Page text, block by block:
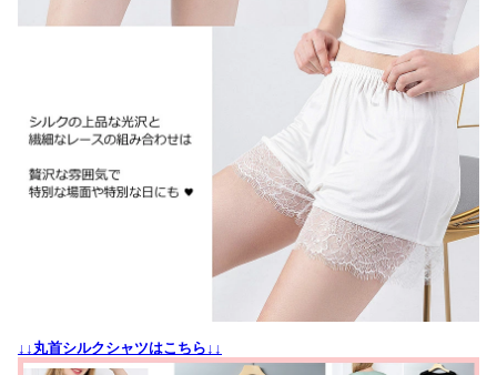
↓↓丸首シルクシャツはこちら↓↓